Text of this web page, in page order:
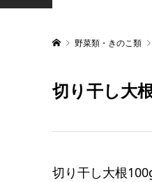
野菜類・きのこ類
切り干し大
切り干し大根